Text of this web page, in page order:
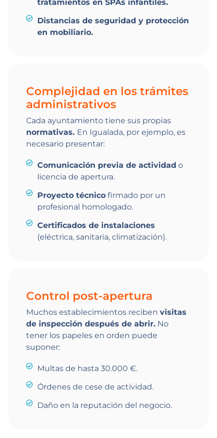
tratamientos en SPAs infantiles.
Distancias de seguridad y protección
en mobiliario.
Complejidad en los trámites
administrativos
Cada ayuntamiento tiene sus propias
normativas. En Igualada, por ejemplo, es
necesario presentar:
Comunicación previa de actividad o
licencia de apertura.
Proyecto técnicofirmado por un
profesional homologado.
Certificados de instalaciones
(eléctrica, sanitaria, climatización).
Control post-apertura
Muchos establecimientos reciben visitas
de inspección después de abrir. No
tener los papeles en orden puede
suponer:
Multas de hasta 30.000 €.
Órdenes de cese de actividad.
Daño en la reputación del negocio.